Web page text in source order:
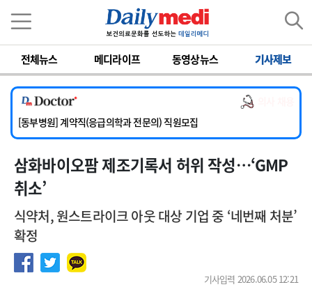
전체뉴스 메디라이프 동영상뉴스 기사제보
[서울아산병원] 2026년 하반기 인턴 모집
[영남대학교의료원] 마취통증의학과 임기제 임상의사 채용
[충남대학교병원] 소아청소년과(소아응급전담) 계약직 의사 공개채용
[동부병원] 계약직(응급의학과 전문의) 직원모집
[이대목동병원] 하반기 전공의(레지던트1년차) 모집
[서울아산병원] 2026년 하반기 인턴 모집
[영남대학교의료원] 마취통증의학과 임기제 임상의사 채용
삼화바이오팜 제조기록서 허위 작성…‘GMP
취소’
식약처, 원스트라이크 아웃 대상 기업 중 ‘네번째 처분’
확정
기사입력 2026.06.05 12:21